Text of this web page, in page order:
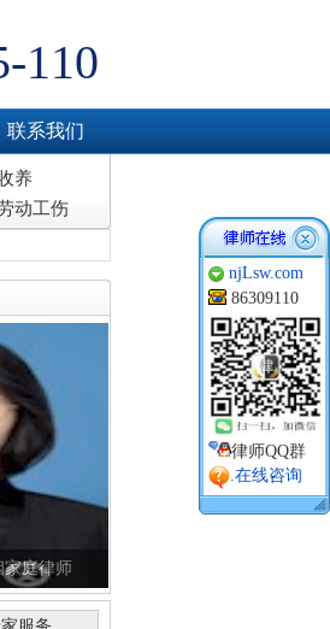
110
联系我们
养
动工伤
庭律师
njLsw.com
86309110
律师QQ群
.在线咨询